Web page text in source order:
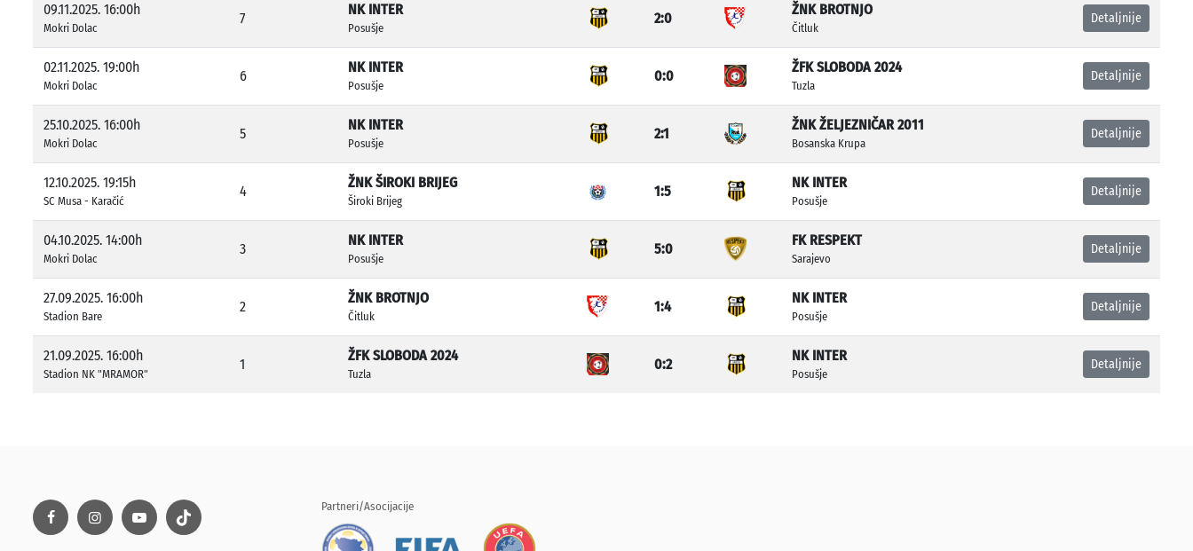
09.11.2025. 16:00h
Mokri Dolac
7
NK INTER
Posušje
2:0
ŽNK BROTNJO
Čitluk
Detaljnije
02.11.2025. 19:00h
Mokri Dolac
6
NK INTER
Posušje
0:0
ŽFK SLOBODA 2024
Tuzla
Detaljnije
25.10.2025. 16:00h
Mokri Dolac
5
NK INTER
Posušje
2:1
ŽNK ŽELJEZNIČAR 2011
Bosanska Krupa
Detaljnije
12.10.2025. 19:15h
SC Musa - Karačić
4
ŽNK ŠIROKI BRIJEG
Široki Brijeg
1:5
NK INTER
Posušje
Detaljnije
04.10.2025. 14:00h
Mokri Dolac
3
NK INTER
Posušje
5:0
FK RESPEKT
Sarajevo
Detaljnije
27.09.2025. 16:00h
Stadion Bare
2
ŽNK BROTNJO
Čitluk
1:4
NK INTER
Posušje
Detaljnije
21.09.2025. 16:00h
Stadion NK "MRAMOR"
1
ŽFK SLOBODA 2024
Tuzla
0:2
NK INTER
Posušje
Detaljnije
Partneri/Asocijacije